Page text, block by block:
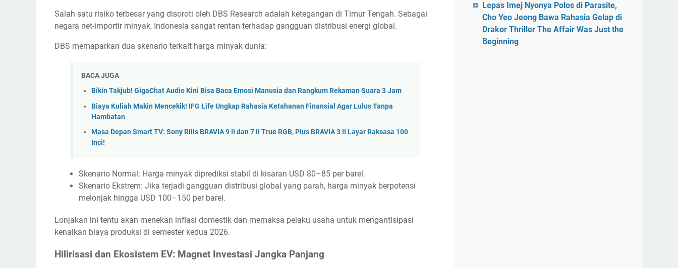
Salah satu risiko terbesar yang disoroti oleh DBS Research adalah ketegangan di Timur Tengah. Sebagai
negara net-importir minyak, Indonesia sangat rentan terhadap gangguan distribusi energi global.
DBS memaparkan dua skenario terkait harga minyak dunia:
BACA JUGA
Bikin Takjub! GigaChat Audio Kini Bisa Baca Emosi Manusia dan Rangkum Rekaman Suara 3 Jam
Biaya Kuliah Makin Mencekik! IFG Life Ungkap Rahasia Ketahanan Finansial Agar Lulus Tanpa
Hambatan
Masa Depan Smart TV: Sony Rilis BRAVIA 9 II dan 7 II True RGB, Plus BRAVIA 3 II Layar Raksasa 100
Inci!
Skenario Normal: Harga minyak diprediksi stabil di kisaran USD 80–85 per barel.
Skenario Ekstrem: Jika terjadi gangguan distribusi global yang parah, harga minyak berpotensi
melonjak hingga USD 100–150 per barel.
Lonjakan ini tentu akan menekan inflasi domestik dan memaksa pelaku usaha untuk mengantisipasi
kenaikan biaya produksi di semester kedua 2026.
Hilirisasi dan Ekosistem EV: Magnet Investasi Jangka Panjang
Lepas Imej Nyonya Polos di Parasite,
Cho Yeo Jeong Bawa Rahasia Gelap di
Drakor Thriller The Affair Was Just the
Beginning